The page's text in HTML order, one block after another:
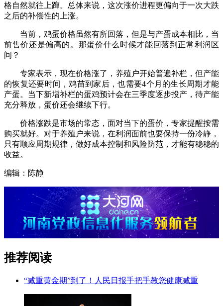
格自然就往上蹿。总体来说，这次涨价进程更偏向于一次大跌
之后的补偿性的上涨。
当前，鸡蛋价格虽然有所回落，但是与产蛋成本相比，当
前售价还是偏高的。那蛋价什么时候才能回落到正常利润区
间？
专家表示，现在价格涨了，养殖户开始普遍补栏，但产能
的恢复还要时间，鸡苗到家后，也需要4个月的生长周期才能
产蛋。当下新增补栏的蛋鸡预计会在三季度逐步投产，待产能
充分释放，蛋价还会继续下行。
价格涨跌是市场的常态，面对当下的蛋价，专家提醒按需
购买就好。对于养殖户来说，在利润面前也要保持一份冷静，
只有顺应周期规律，做好成本控制和风险防范，才能有稳稳的
收益。
编辑：陈静
推荐阅读
“减重黄金期”到了！人民日报手把手教您健康减重